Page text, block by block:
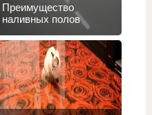
Преимущество
наливных полов